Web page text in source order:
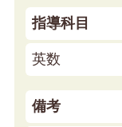
指導科目
英数
備考